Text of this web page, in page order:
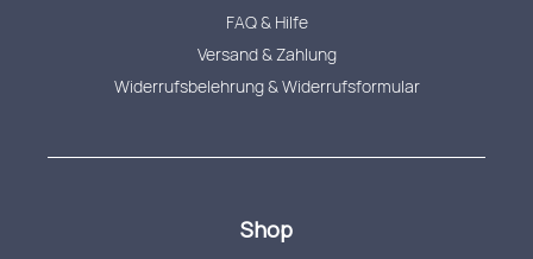
FAQ & Hilfe
Versand & Zahlung
Widerrufsbelehrung & Widerrufsformular
Shop